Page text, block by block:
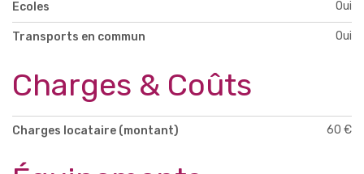
Ecoles Oui
Transports en commun Oui
Charges & Coûts
Charges locataire (montant) 60 €